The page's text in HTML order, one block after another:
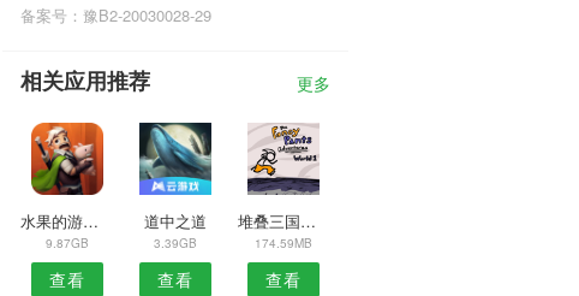
备案号：豫B2-20030028-29
相关应用推荐 更多
水果的游戏安卓
9.87GB
查看
道中之道
3.39GB
查看
堆叠三国可盘版
174.59MB
查看